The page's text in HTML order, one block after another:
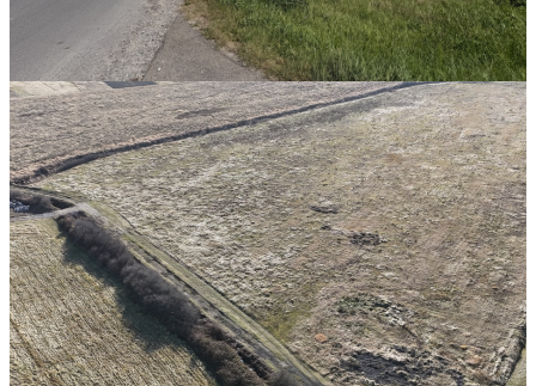
OPIS
2,55 HA MPZP PRODUKCYJNO-
MAGAZYNOWA PRZY S19
W ofercie biura Stoprocent- nieruchomości wyjątkowa okazja
inwestycyjna– działki o łącznej powierzchni 2,5530 ha
położone w dynamicznie rozwijającej się części Boguchwały.
Teren objęty jest Miejscowym Planem Zagospodarowania, co
pozwala na realizację szerokiego spektrum przedsięwzięć, w
tym budowę obiektów magazynowych, produkcyjnych lub